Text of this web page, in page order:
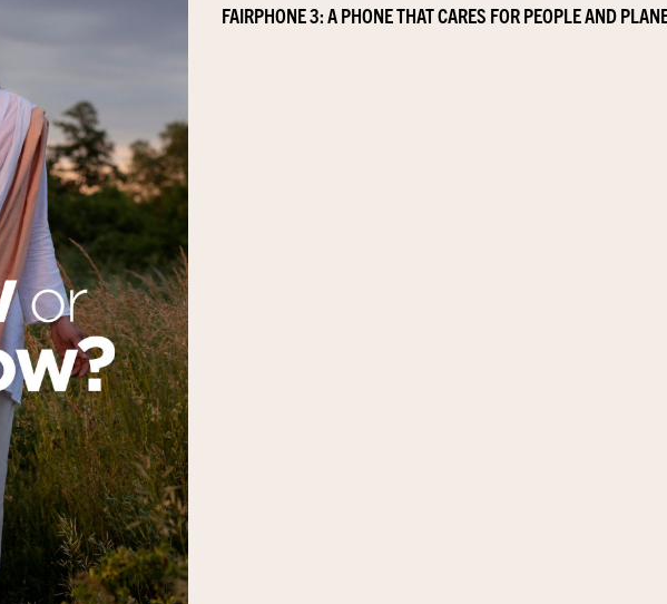
FAIRPHONE 3: A PHONE THAT CARES FOR PEOPLE AND